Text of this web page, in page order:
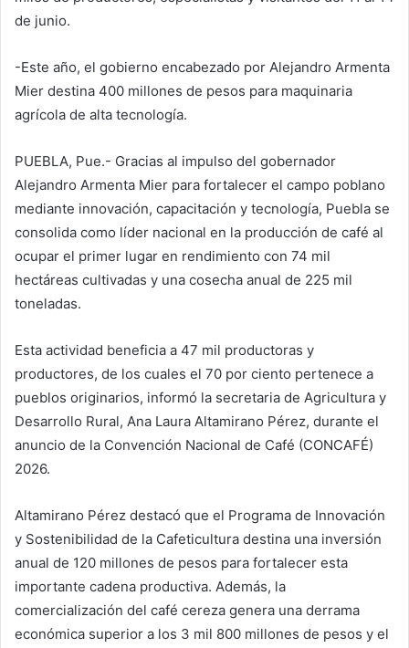
de junio.
-Este año, el gobierno encabezado por Alejandro Armenta
Mier destina 400 millones de pesos para maquinaria
agrícola de alta tecnología.
PUEBLA, Pue.- Gracias al impulso del gobernador
Alejandro Armenta Mier para fortalecer el campo poblano
mediante innovación, capacitación y tecnología, Puebla se
consolida como líder nacional en la producción de café al
ocupar el primer lugar en rendimiento con 74 mil
hectáreas cultivadas y una cosecha anual de 225 mil
toneladas.
Esta actividad beneficia a 47 mil productoras y
productores, de los cuales el 70 por ciento pertenece a
pueblos originarios, informó la secretaria de Agricultura y
Desarrollo Rural, Ana Laura Altamirano Pérez, durante el
anuncio de la Convención Nacional de Café (CONCAFÉ)
2026.
Altamirano Pérez destacó que el Programa de Innovación
y Sostenibilidad de la Cafeticultura destina una inversión
anual de 120 millones de pesos para fortalecer esta
importante cadena productiva. Además, la
comercialización del café cereza genera una derrama
económica superior a los 3 mil 800 millones de pesos y el